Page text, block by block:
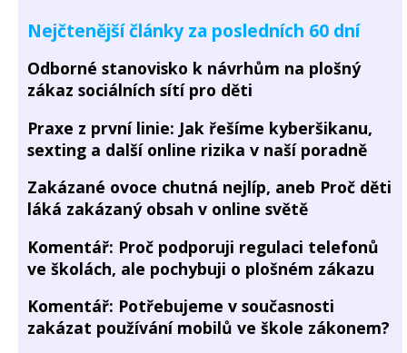
Nejčtenější články za posledních 60 dní
Odborné stanovisko k návrhům na plošný
zákaz sociálních sítí pro děti
Praxe z první linie: Jak řešíme kyberšikanu,
sexting a další online rizika v naší poradně
Zakázané ovoce chutná nejlíp, aneb Proč děti
láká zakázaný obsah v online světě
Komentář: Proč podporuji regulaci telefonů
ve školách, ale pochybuji o plošném zákazu
Komentář: Potřebujeme v současnosti
zakázat používání mobilů ve škole zákonem?